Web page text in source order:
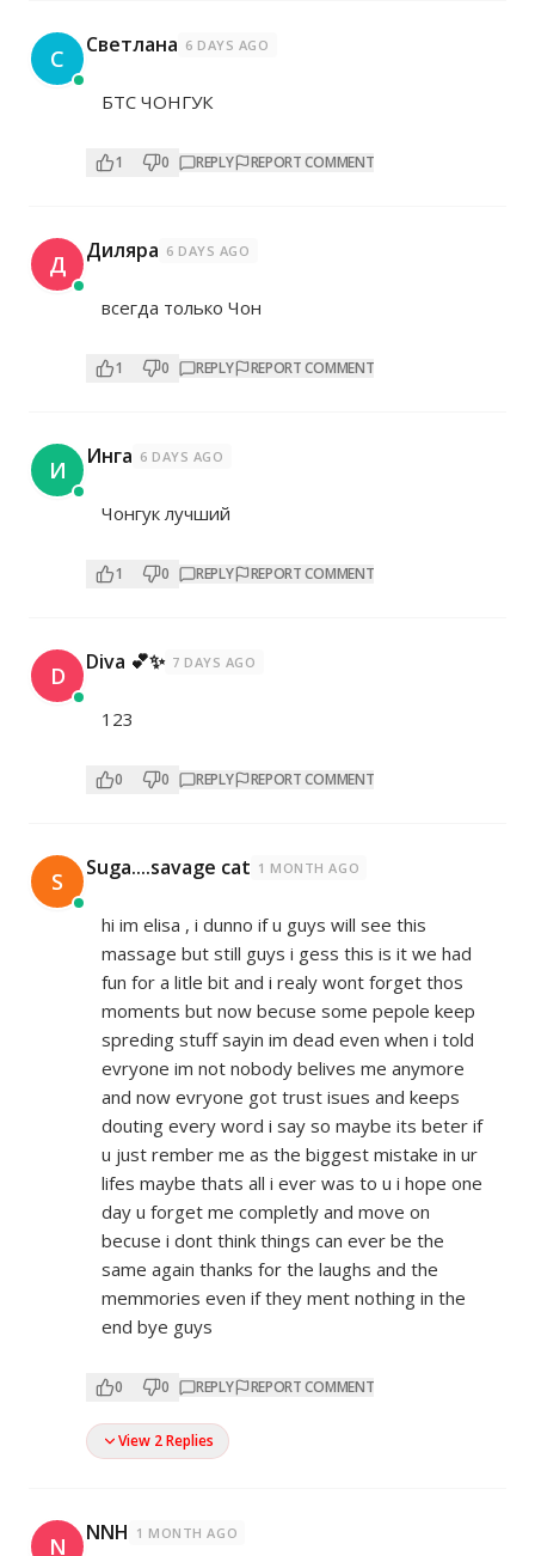
С Светлана 6 DAYS AGO
БТС ЧОНГУК
1 0 REPLY REPORT COMMENT
Д Диляра 6 DAYS AGO
всегда только Чон
1 0 REPLY REPORT COMMENT
И Инга 6 DAYS AGO
Чонгук лучший
1 0 REPLY REPORT COMMENT
D Diva 💕✨ 7 DAYS AGO
123
0 0 REPLY REPORT COMMENT
S Suga....savage cat 1 MONTH AGO
hi im elisa , i dunno if u guys will see this
massage but still guys i gess this is it we had
fun for a litle bit and i realy wont forget thos
moments but now becuse some pepole keep
spreding stuff sayin im dead even when i told
evryone im not nobody belives me anymore
and now evryone got trust isues and keeps
douting every word i say so maybe its beter if
u just rember me as the biggest mistake in ur
lifes maybe thats all i ever was to u i hope one
day u forget me completly and move on
becuse i dont think things can ever be the
same again thanks for the laughs and the
memmories even if they ment nothing in the
end bye guys
0 0 REPLY REPORT COMMENT
View 2 Replies
N NNH 1 MONTH AGO